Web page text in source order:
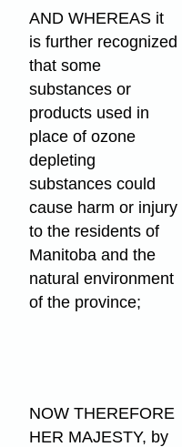
AND WHEREAS it
is further recognized
that some
substances or
products used in
place of ozone
depleting
substances could
cause harm or injury
to the residents of
Manitoba and the
natural environment
of the province;
NOW THEREFORE
HER MAJESTY, by